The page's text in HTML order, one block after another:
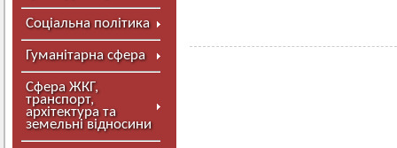
Соціальна політика
Гуманітарна сфера
Сфера ЖКГ,
транспорт,
архітектура та
земельні відносини